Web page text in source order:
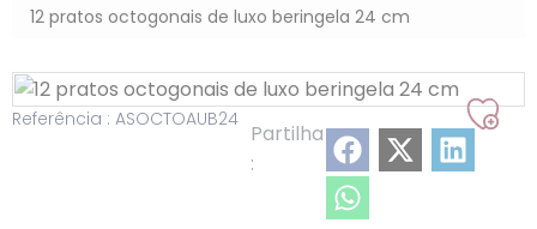
12 pratos octogonais de luxo beringela 24 cm
Referência : ASOCTOAUB24
Partilha
: